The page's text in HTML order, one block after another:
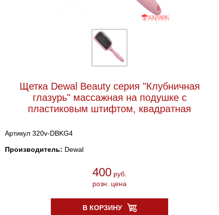
Щетка Dewal Beauty серия "Клубничная
глазурь" массажная на подушке с
пластиковым штифтом, квадратная
Артикул 320v-DBKG4
Производитель: Dewal
400 руб.
розн. цена
В КОРЗИНУ